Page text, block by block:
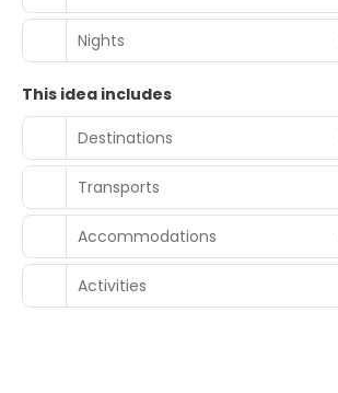
Nights
This idea includes
Destinations
Transports
Accommodations
Activities